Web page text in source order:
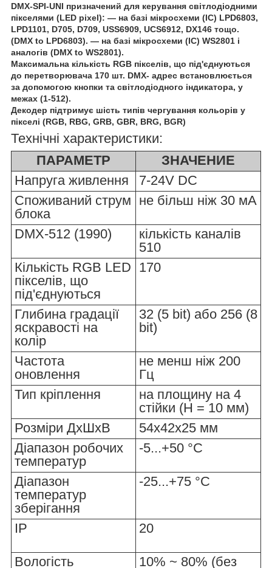
DMX-SPI-UNI призначений для керування світлодіодними
пікселями (LED pixel): — на базі мікросхеми (IC) LPD6803,
LPD1101, D705, D709, USS6909, UCS6912, DX146 тощо.
(DMX to LPD6803). — на базі мікросхеми (IC) WS2801 і
аналогів (DMX to WS2801).
Максимальна кількість RGB пікселів, що під'єднуються
до перетворювача 170 шт. DMX- адрес встановлюється
за допомогою кнопки та світлодіодного індикатора, у
межах (1-512).
Декодер підтримує шість типів чергування кольорів у
пікселі (RGB, RBG, GRB, GBR, BRG, BGR)
Технічні характеристики:
ПАРАМЕТР
ЗНАЧЕНИЕ
Напруга живлення
7-24V DC
Споживаний струм
блока
не більш ніж 30 мА
DMX-512 (1990)
кількість каналів
510
Кількість RGB LED
пікселів, що
під'єднуються
170
Глибина градації
яскравості на
колір
32 (5 bit) або 256 (8
bit)
Частота
оновлення
не менш ніж 200
Гц
Тип кріплення
на площину на 4
стійки (H = 10 мм)
Розміри ДхШхВ
54х42х25 мм
Діапазон робочих
температур
-5...+50 °C
Діапазон
температур
зберігання
-25...+75 °С
IP 20
Вологість
10% ~ 80% (без